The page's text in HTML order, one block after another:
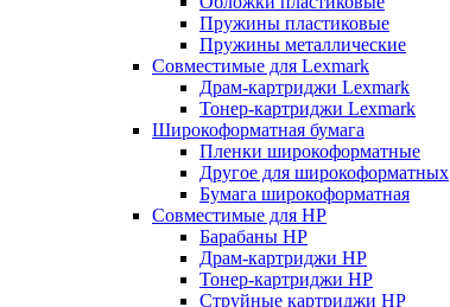
Пружины пластиковые
Пружины металлические
Совместимые для Lexmark
Драм-картриджи Lexmark
Тонер-картриджи Lexmark
Широкоформатная бумага
Пленки широкоформатные
Другое для широкоформатных
Бумага широкоформатная
Совместимые для HP
Барабаны HP
Драм-картриджи HP
Тонер-картриджи HP
Струйные картриджи HP